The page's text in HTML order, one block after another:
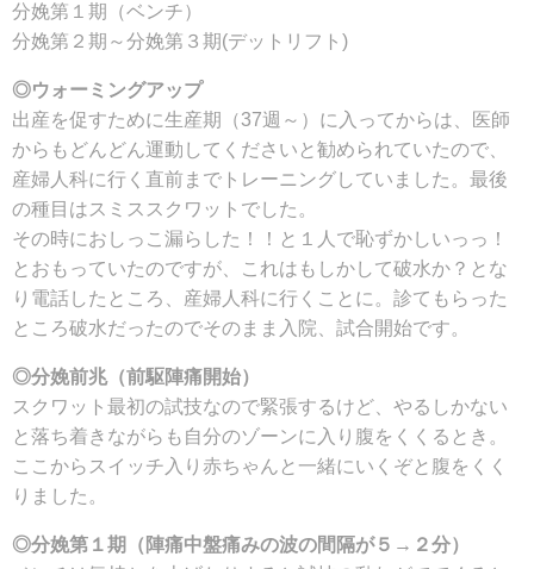
分娩第１期（ベンチ）
分娩第２期～分娩第３期(デットリフト)
◎ウォーミングアップ
出産を促すために生産期（37週～）に入ってからは、医師
からもどんどん運動してくださいと勧められていたので、
産婦人科に行く直前までトレーニングしていました。最後
の種目はスミススクワットでした。
その時におしっこ漏らした！！と１人で恥ずかしいっっ！
とおもっていたのですが、これはもしかして破水か？とな
り電話したところ、産婦人科に行くことに。診てもらった
ところ破水だったのでそのまま入院、試合開始です。
◎分娩前兆（前駆陣痛開始）
スクワット最初の試技なので緊張するけど、やるしかない
と落ち着きながらも自分のゾーンに入り腹をくくるとき。
ここからスイッチ入り赤ちゃんと一緒にいくぞと腹をくく
りました。
◎分娩第１期（陣痛中盤痛みの波の間隔が５→２分）